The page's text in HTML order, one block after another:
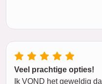
Veel prachtige opties!
Ik VOND het geweldig